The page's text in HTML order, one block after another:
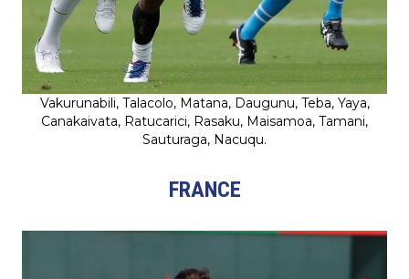
Vakurunabili, Talacolo, Matana, Daugunu, Teba, Yaya,
Canakaivata, Ratucarici, Rasaku, Maisamoa, Tamani,
Sauturaga, Nacuqu.
FRANCE